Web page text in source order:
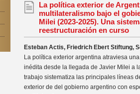
La política exterior de
multilateralismo bajo el
Milei (2023-2025). Una
reestructuración en curso
Esteban Actis, Friedrich Ebert Stiftung,
La política exterior argentina atraviesa
inédita desde la llegada de Javier Milei a
trabajo sistematiza las principales líneas
exterior de del gobierno argentino con